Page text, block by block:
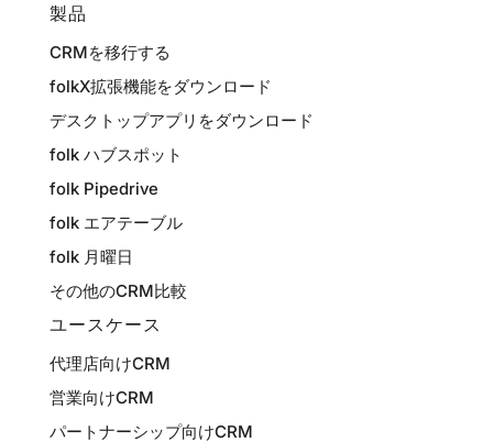
製品
CRMを移行する
folkX拡張機能をダウンロード
デスクトップアプリをダウンロード
folk ハブスポット
folk Pipedrive
folk エアテーブル
folk 月曜日
その他のCRM比較
ユースケース
代理店向けCRM
営業向けCRM
パートナーシップ向けCRM